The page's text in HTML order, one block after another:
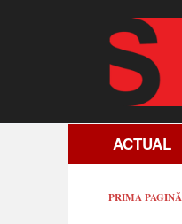
ACTUAL
PRIMA PAGINĂ